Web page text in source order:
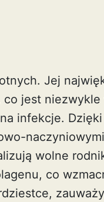
Jej
jest
infekcje.
wolne
co